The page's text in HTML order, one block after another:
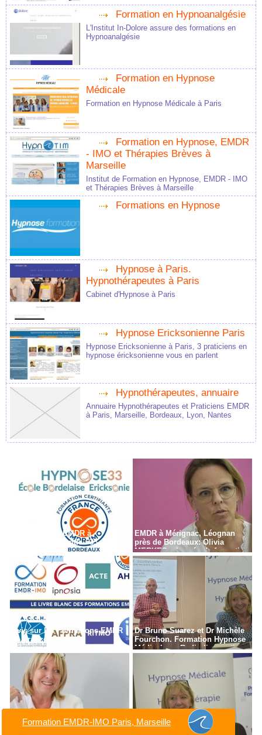
Formation en Hypnoanalgésie
L'Institut In-Dolore assure des formations en
Hypnoanalgésie
Formation en Hypnose
Médicale
Formation en Hypnose Médicale à Paris
Formation en Hypnose, EMDR
- IMO et Thérapies Brèves à
Marseille
Institut de Formation en Hypnose, EMDR - IMO
et Thérapies Brèves à Marseille
Formations en Hypnose
Hypnose à Paris.
Hypnothérapeutes à Paris
Cabinet d'Hypnose à Paris
Hypnose Ericksonienne Paris
Hypnose Ericksonienne à Paris, 3 praticiens en
hypnose éricksonienne vous en parlent
Hypnothérapeutes, annuaire
Annuaire Hypnothérapeutes et Praticiens EMDR
à Paris, Marseille, Bordeaux, Lyon, Nantes
Formation en EMDR à
Bordeaux - Gironde - 33
EMDR à Mérignac, Léognan
près de Bordeaux: Olivia
MERKES, chargée de formation
Avis sur les Formations EMDR
en France
Dr Bruno Suarez et Dr Michèle
Fourchon. Formation Hypnose
Médicale en Radiodiagnostic,
Dr Michele FOURCHON,
Dr Michèle FOURCHON,
Formation EMDR-IMO Paris, Marseille